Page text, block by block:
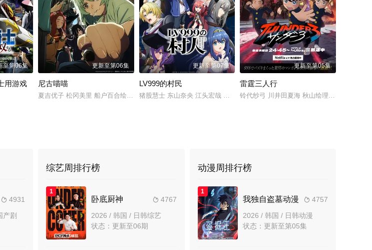
子 前岛亚美 小泽亚李 上坂堇 中上育实 秦佐和子 相羽爱奈 工藤晴香 中岛由贵 樱川惠 志崎桦音 伊藤美来 田所梓 吉田有
松井惠理子
至第06集
用游戏
更新至第06集
尼古喵喵
夏吉优子 松冈美里 船户百合绘 清水彩香 井泽诗织 明智璃子 稻田彻
更新至第07集
LV999的村民
猪股慧士 东山奈央 江头宏哉 岛崎信长 石见舞菜香 古贺葵 Lynn 梅原裕一郎
更新至第05集
雷霆三人行
铃代纱弓 川井田夏海 秋山绘理 蜜蜂穗香
 4931
产剧
综艺周排行榜
1
 4767
卧底厨神
2026 / 韩国 / 日韩综艺
状态：更新至06期
动漫周排行榜
1
 4757
我独自盗墓动漫
2026 / 韩国 / 日韩动漫
状态：更新至第05集